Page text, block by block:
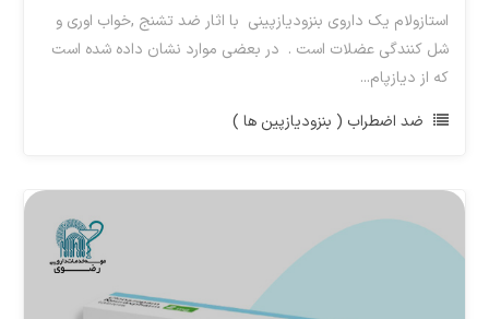
استازولام یک داروی بنزودیازپینی با اثار ضد تشنج ,خواب اوری و
شل کنندگی عضلات است . در بعضی موارد نشان داده شده است
که از دیازپام...
ضد اضطراب ( بنزودیازپین ها )